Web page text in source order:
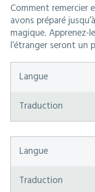
Comment remercier
avons préparé
magique.
l’étranger seront un
Langue
Traduction
Langue
Traduction